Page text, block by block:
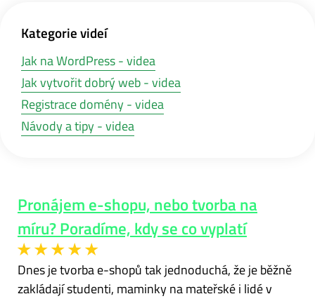
Kategorie videí
Jak na WordPress - videa
Jak vytvořit dobrý web - videa
Registrace domény - videa
Návody a tipy - videa
Pronájem e-shopu, nebo tvorba na
míru? Poradíme, kdy se co vyplatí
Dnes je tvorba e-shopů tak jednoduchá, že je běžně
zakládají studenti, maminky na mateřské i lidé v